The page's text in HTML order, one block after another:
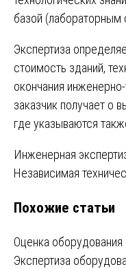
базой (лабораторным
Экспертиза
стоимость зданий,
окончания
заказчик получает о
где указываются
Навигация
записям
Инженерная
Независимая
Похожие статьи
Оценка оборудования
Экспертиза